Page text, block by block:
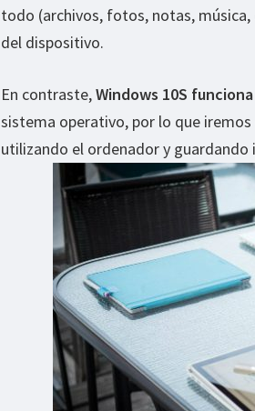
todo (archivos, fotos, notas, música,
del dispositivo.
En contraste,Windows 10S
sistema operativo, por lo que
utilizando el ordenador y guardando